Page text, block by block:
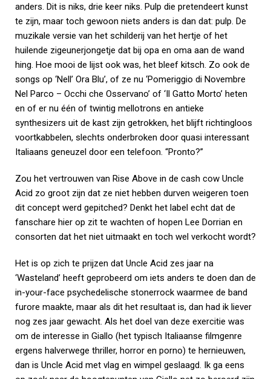
anders. Dit is niks, drie keer niks. Pulp die pretendeert kunst
te zijn, maar toch gewoon niets anders is dan dat: pulp. De
muzikale versie van het schilderij van het hertje of het
huilende zigeunerjongetje dat bij opa en oma aan de wand
hing. Hoe mooi de lijst ook was, het bleef kitsch. Zo ook de
songs op ‘Nell’ Ora Blu’, of ze nu ‘Pomeriggio di Novembre
Nel Parco – Occhi che Osservano’ of ‘Il Gatto Morto’ heten
en of er nu één of twintig mellotrons en antieke
synthesizers uit de kast zijn getrokken, het blijft richtingloos
voortkabbelen, slechts onderbroken door quasi interessant
Italiaans geneuzel door een telefoon. “Pronto?”
Zou het vertrouwen van Rise Above in de cash cow Uncle
Acid zo groot zijn dat ze niet hebben durven weigeren toen
dit concept werd gepitched? Denkt het label echt dat de
fanschare hier op zit te wachten of hopen Lee Dorrian en
consorten dat het niet uitmaakt en toch wel verkocht wordt?
Het is op zich te prijzen dat Uncle Acid zes jaar na
‘Wasteland’ heeft geprobeerd om iets anders te doen dan de
in-your-face psychedelische stonerrock waarmee de band
furore maakte, maar als dit het resultaat is, dan had ik liever
nog zes jaar gewacht. Als het doel van deze exercitie was
om de interesse in Giallo (het typisch Italiaanse filmgenre
ergens halverwege thriller, horror en porno) te hernieuwen,
dan is Uncle Acid met vlag en wimpel geslaagd. Ik ga eens